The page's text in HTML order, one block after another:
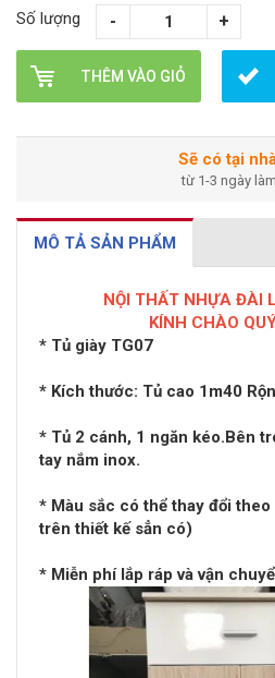
Số lượng
THÊM VÀO GIỎ
Sẽ có tại
từ 1-3 ngày
MÔ TẢ SẢN PHẨM
NỘI THẤT NHỰA ĐÀI
KÍNH CHÀO
* Tủ giày TG07
* Kích thước: Tủ cao 1m40
* Tủ 2 cánh, 1 ngăn kéo.Bên
tay nắm inox.
* Màu sắc có thể thay đổi
trên thiết kế sẳn có)
* Miễn phí lắp ráp và vận